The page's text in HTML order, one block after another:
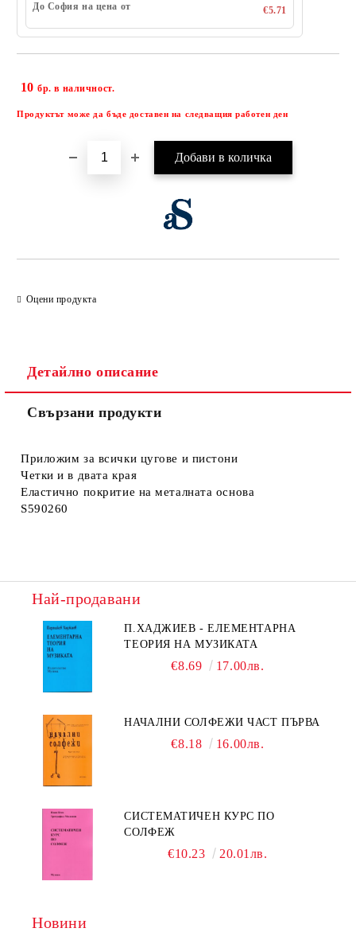
До София на цена от
€5.71
10 бр. в наличност.
Продуктът може да бъде доставен на следващия работен ден
Оцени продукта
Детайлно описание
Свързани продукти
Приложим за всички цугове и пистони
Четки и в двата края
Еластично покритие на металната основа
S590260
Най-продавани
П.ХАДЖИЕВ - ЕЛЕМЕНТАРНА
ТЕОРИЯ НА МУЗИКАТА
€8.69 17.00лв.
НАЧАЛНИ СОЛФЕЖИ ЧАСТ ПЪРВА
€8.18 16.00лв.
СИСТЕМАТИЧЕН КУРС ПО
СОЛФЕЖ
€10.23 20.01лв.
Новини